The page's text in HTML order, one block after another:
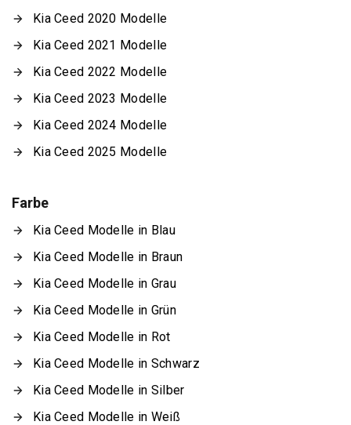
Kia Ceed 2020 Modelle
Kia Ceed 2021 Modelle
Kia Ceed 2022 Modelle
Kia Ceed 2023 Modelle
Kia Ceed 2024 Modelle
Kia Ceed 2025 Modelle
Farbe
Kia Ceed Modelle in Blau
Kia Ceed Modelle in Braun
Kia Ceed Modelle in Grau
Kia Ceed Modelle in Grün
Kia Ceed Modelle in Rot
Kia Ceed Modelle in Schwarz
Kia Ceed Modelle in Silber
Kia Ceed Modelle in Weiß